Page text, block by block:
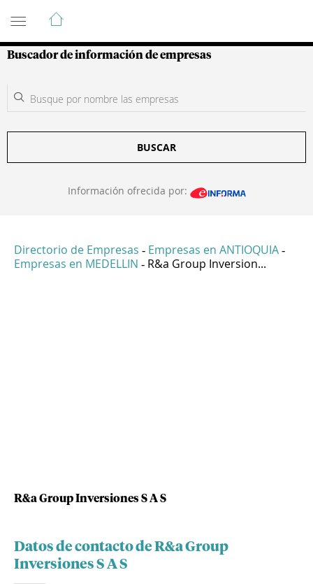
Guía de Empresas Colombianas
Buscador de información de empresas
BUSCAR
Información ofrecida por:
Directorio de Empresas - Empresas en ANTIOQUIA -
Empresas en MEDELLIN - R&a Group Inversion...
R&a Group Inversiones S A S
Datos de contacto de R&a Group
Inversiones S A S